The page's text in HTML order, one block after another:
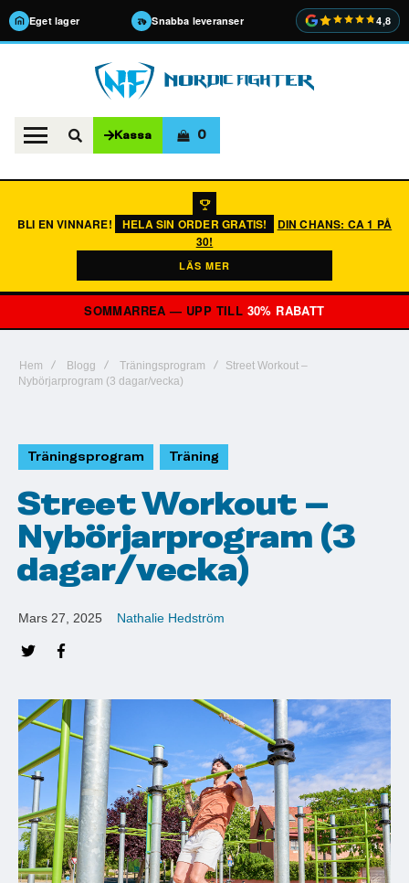
Eget lager Snabba leveranser 4,8
Kassa 0
BLI EN VINNARE! HELA SIN ORDER GRATIS!
DIN CHANS: CA 1 PÅ
30!
LÄS MER
SOMMARREA — UPP TILL 30% RABATT
Hem Blogg Träningsprogram
Street Workout –
Nybörjarprogram (3 dagar/vecka)
Träningsprogram Träning
Street Workout –
Nybörjarprogram (3
dagar/vecka)
Mars 27, 2025 Nathalie Hedström